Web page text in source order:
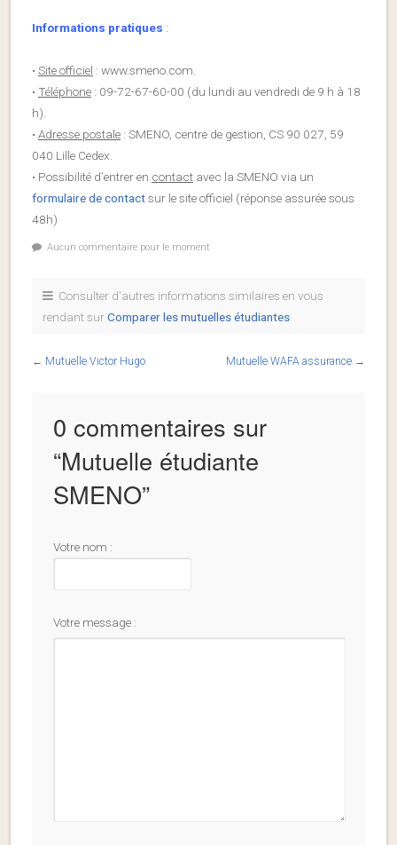
Informations pratiques :
• Site officiel : www.smeno.com.
• Téléphone : 09-72-67-60-00 (du lundi au vendredi de 9 h à 18
h).
• Adresse postale : SMENO, centre de gestion, CS 90 027, 59
040 Lille Cedex.
• Possibilité d’entrer en contact avec la SMENO via un
formulaire de contactsur le site officiel (réponse assurée sous
48h)
Aucun commentaire pour le moment
Consulter d'autres informations similaires en vous
rendant surComparer les mutuelles étudiantes
← Mutuelle Victor Hugo Mutuelle WAFA assurance →
0 commentaires sur
“Mutuelle étudiante
SMENO”
Votre nom :
Votre message :